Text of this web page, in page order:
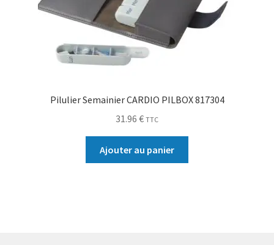
Pilulier Semainier CARDIO PILBOX 817304
31.96 € TTC
Ajouter au panier